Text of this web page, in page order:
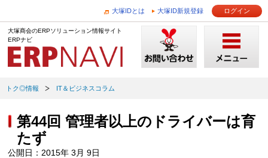
大塚IDとは 大塚ID新規登録 ログイン
大塚商会のERPソリューション情報サイト
ERPナビ
トク◎情報 IT＆ビジネスコラム
第44回 管理者以上のドライバーは育
たず
公開日：2015年 3月 9日